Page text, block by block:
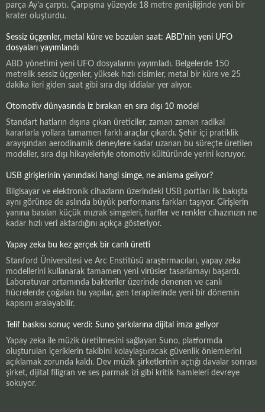
parça Ay'a çarptı. Çarpışma yüzeyde 18 metre genişliğinde yeni bir
krater oluşturdu.
Sessiz üçgenler, metal küre ve bozulan saat: ABD'nin yeni UFO
dosyaları yayımlandı
ABD yönetimi yeni UFO dosyalarını yayımladı. Belgelerde 150
metrelik sessiz üçgenler, yüksek hızlı cisimler, metal bir küre ve 25
dakika ileri giden saat gibi sıra dışı iddialar yer alıyor.
Otomotiv dünyasında iz bırakan en sıra dışı 10 model
Standart hatların dışına çıkan üreticiler, zaman zaman radikal
kararlarla yollara tamamen farklı araçlar çıkardı. Şehir içi pratiklik
arayışından aerodinamik deneylere kadar uzanan bu süreçte üretilen
modeller, sıra dışı hikayeleriyle otomotiv kültüründe yerini koruyor.
USB girişlerinin yanındaki hangi simge, ne anlama geliyor?
Bilgisayar ve elektronik cihazların üzerindeki USB portları ilk bakışta
aynı görünse de aslında büyük performans farkları taşıyor. Girişlerin
yanına basılan küçük mızrak simgeleri, harfler ve renkler cihazınızın ne
kadar hızlı veri aktardığını açıkça gösteriyor.
Yapay zeka bu kez gerçek bir canlı üretti
Stanford Üniversitesi ve Arc Enstitüsü araştırmacıları, yapay zeka
modellerini kullanarak tamamen yeni virüsler tasarlamayı başardı.
Laboratuvar ortamında bakteriler üzerinde denenen ve canlı
hücrelerde çoğalan bu yapılar, gen terapilerinde yeni bir dönemin
kapısını aralayabilir.
Telif baskısı sonuç verdi: Suno şarkılarına dijital imza geliyor
Yapay zeka ile müzik üretilmesini sağlayan Suno, platformda
oluşturulan içeriklerin takibini kolaylaştıracak güvenlik önlemlerini
açıklamak zorunda kaldı. Dev müzik şirketlerinin açtığı davalar sonrası
şirket, dijital filigran ve ses parmak izi gibi kritik hamleleri devreye
sokuyor.